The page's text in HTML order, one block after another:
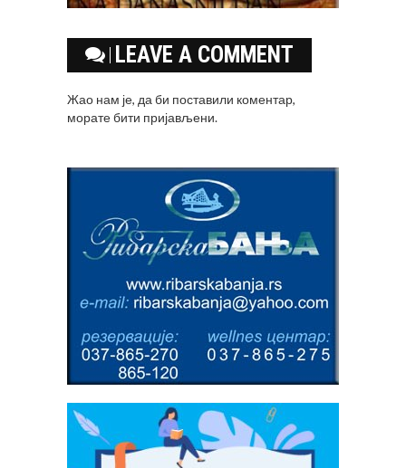
LEAVE A COMMENT
Жао нам је, да би поставили коментар,
моратебити пријављени.